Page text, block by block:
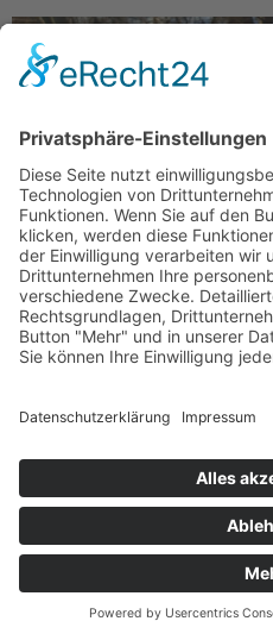
Lingewaerd und hat schon
© MIKS